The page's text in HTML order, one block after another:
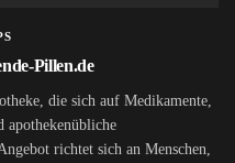
Pillen.de
die sich auf Medikamente,
apothekenübliche
richtet sich an Menschen,